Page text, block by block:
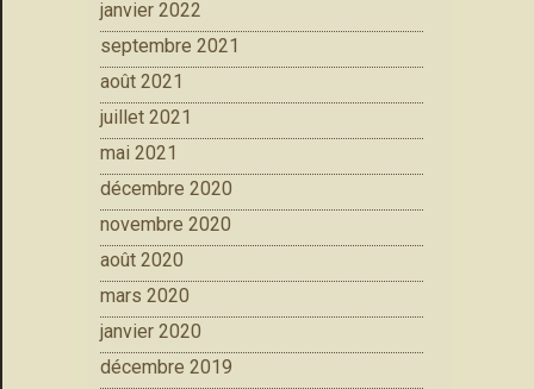
janvier 2022
septembre 2021
août 2021
juillet 2021
mai 2021
décembre 2020
novembre 2020
août 2020
mars 2020
janvier 2020
décembre 2019